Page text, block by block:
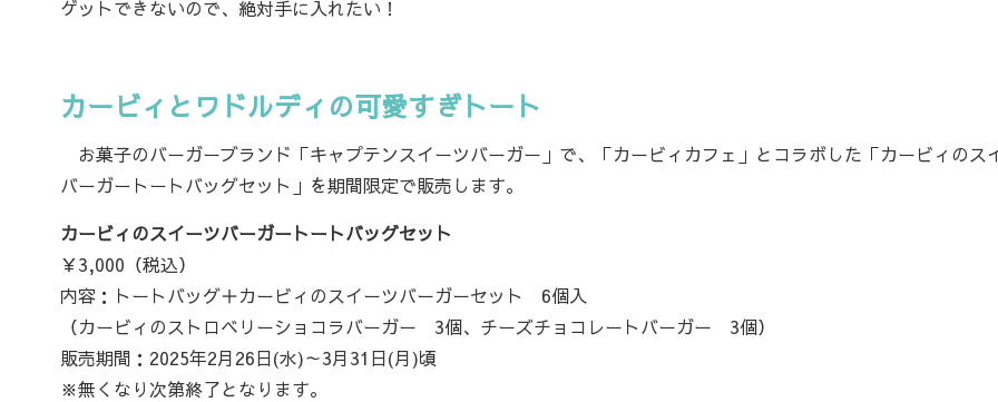
ゲットできないので、絶対手に入れたい！
カービィとワドルディの可愛すぎトート
お菓子のバーガーブランド「キャプテンスイーツバーガー」で、「カービィカフェ」とコラボした「カービィのス
バーガートートバッグセット」を期間限定で販売します。
カービィのスイーツバーガートートバッグセット
￥3,000（税込）
内容：トートバッグ＋カービィのスイーツバーガーセット 6個入
（カービィのストロベリーショコラバーガー 3個、チーズチョコレートバーガー 3個）
販売期間：2025年2月26日(水)～3月31日(月)頃
※無くなり次第終了となります。